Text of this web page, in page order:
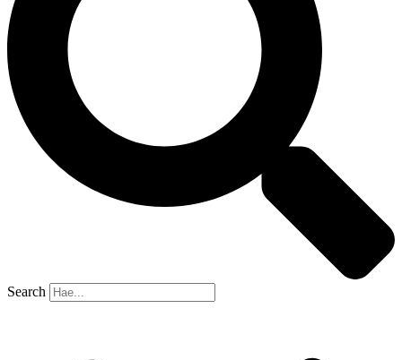
Search